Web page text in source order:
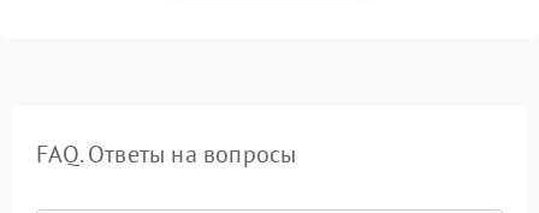
FAQ. Ответы на вопросы